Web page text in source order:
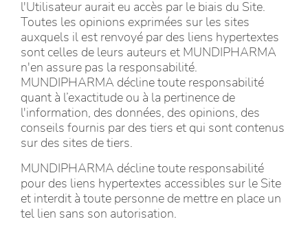
l'Utilisateur aurait eu accès par le biais du Site.
Toutes les opinions exprimées sur les sites
auxquels il est renvoyé par des liens hypertextes
sont celles de leurs auteurs et MUNDIPHARMA
n'en assure pas la responsabilité.
MUNDIPHARMA décline toute responsabilité
quant à l’exactitude ou à la pertinence de
l'information, des données, des opinions, des
conseils fournis par des tiers et qui sont contenus
sur des sites de tiers.
MUNDIPHARMA décline toute responsabilité
pour des liens hypertextes accessibles sur le Site
et interdit à toute personne de mettre en place un
tel lien sans son autorisation.